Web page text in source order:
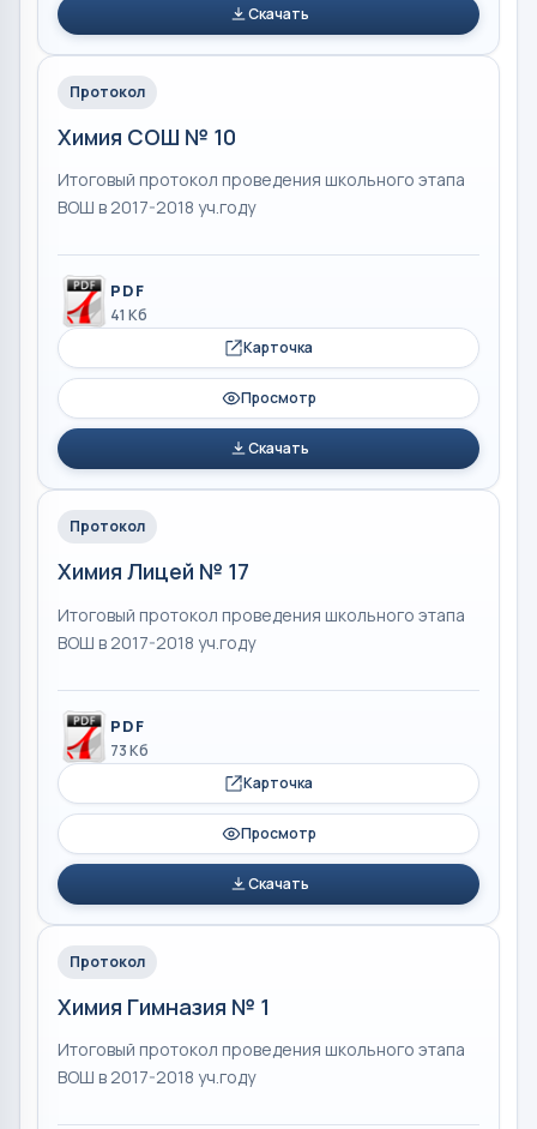
Скачать
Протокол
Химия СОШ № 10
Итоговый протокол проведения школьного этапа
ВОШ в 2017-2018 уч.году
PDF
41 Кб
Карточка
Просмотр
Скачать
Протокол
Химия Лицей № 17
Итоговый протокол проведения школьного этапа
ВОШ в 2017-2018 уч.году
PDF
73 Кб
Карточка
Просмотр
Скачать
Протокол
Химия Гимназия № 1
Итоговый протокол проведения школьного этапа
ВОШ в 2017-2018 уч.году